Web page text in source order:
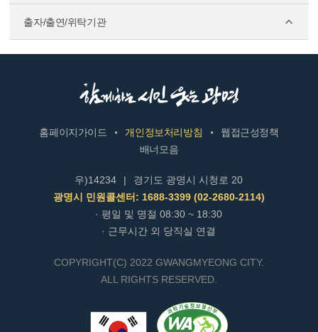
출자/출연/위탁기관
홈페이지가이드 개인정보처리방침
웹접근성정책
배너모음
우)14234 |
경기도 광명시 시청로 20
광명시 민원콜센터: 1688-3399 (02-2680-2114)
· 평일 및 명절 08:30 ~ 18:30
· 근무시간 외 당직실 연결
COPYRIGHT(C) 2022 GWANGMYEONG CITY.
ALL RIGHTS RESERVED.